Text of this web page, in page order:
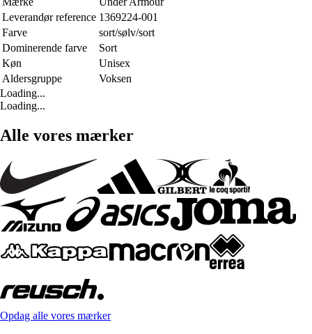
Leverandør reference 1369224-001
Farve
sort/sølv/sort
Dominerende farve
Sort
Køn
Unisex
Aldersgruppe
Voksen
Loading...
Loading...
Alle vores mærker
Opdag alle vores mærker